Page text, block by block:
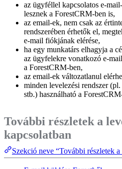
az ügyféllel kapcsolatos e-
lesznek a ForestCRM-ben is,
az email-ek, nem csak az
rendszerében érhetők el,
e-mail fiókjának elérése,
ha egy munkatárs elhagyja a
az ügyfelekre vonatkozó e-
a ForestCRM-ben,
az email-ek változatlanul
minden levelezési rendszer
stb.) használható a
További részletek a
kapcsolatban
Szekció neve “További részletek